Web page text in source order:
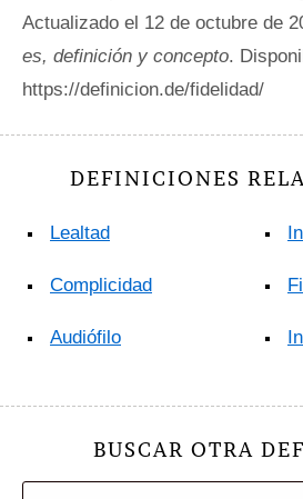
Actualizado el 12 de octubre de
es, definición y concepto.
https://definicion.de/fidelidad/
DEFINICIONES
Lealtad
Complicidad
Audiófilo
BUSCAR OTRA